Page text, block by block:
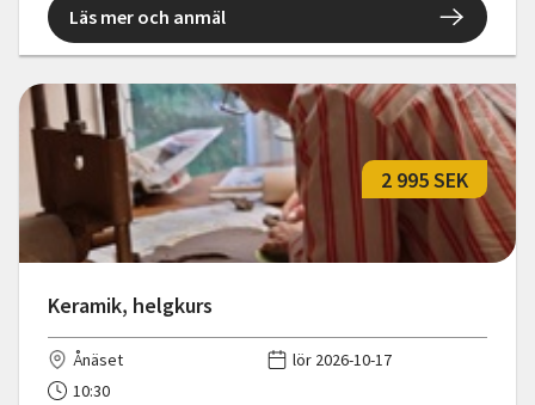
Läs mer och anmäl
Keramik, helgkurs
2 995 SEK
Ånäset
lör 2026-10-17
10:30